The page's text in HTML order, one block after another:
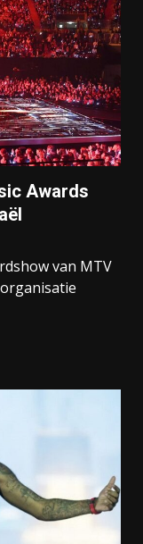
Awards
van MTV